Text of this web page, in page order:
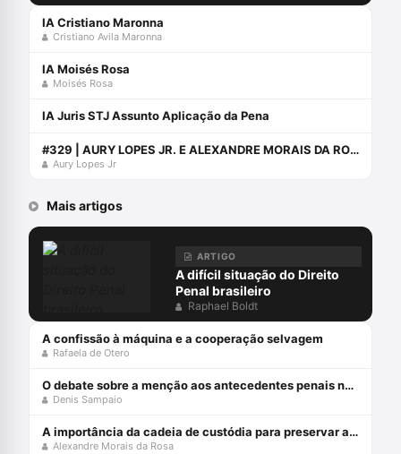
IA Cristiano Maronna
Cristiano Avila Maronna
IA Moisés Rosa
Moisés Rosa
IA Juris STJ Assunto Aplicação da Pena
#329 | AURY LOPES JR. E ALEXANDRE MORAIS DA ROSA ENTREVISTAM RODRIGO FAUCZ
Aury Lopes Jr
Mais artigos
ARTIGO
A difícil situação do Direito
Penal brasileiro
Raphael Boldt
A confissão à máquina e a cooperação selvagem
Rafaela de Otero
O debate sobre a menção aos antecedentes penais no júri
Denis Sampaio
A importância da cadeia de custódia para preservar a prova penal
Alexandre Morais da Rosa